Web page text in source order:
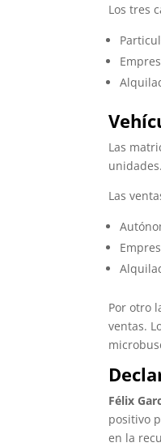
Los tres
Las
Las
Por otro
ventas.
Félix
positivo
en la